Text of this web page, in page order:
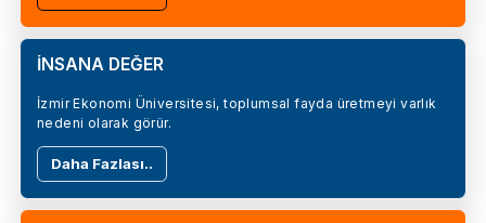
İNSANA DEĞER
İzmir Ekonomi Üniversitesi, toplumsal fayda üretmeyi varlık
nedeni olarak görür.
Daha Fazlası..